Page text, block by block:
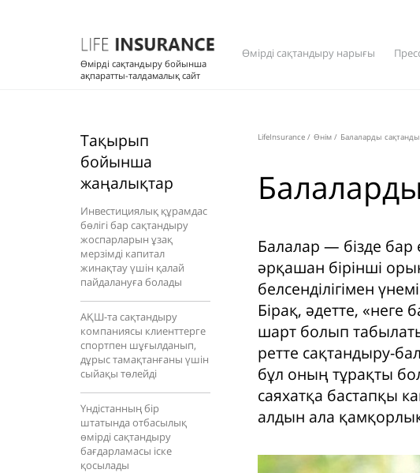
Өмірді сақтандыру бойынша
ақпаратты-талдамалық сайт
Өмірді сақтандыру нарығы
Тақырып
бойынша
жаңалықтар
Инвестициялық құрамдас
бөлігі бар сақтандыру
жоспарларын ұзақ
мерзімді капитал
жинақтау үшін қалай
пайдалануға болады
АҚШ-та сақтандыру
компаниясы клиенттерге
спортпен шұғылданып,
дұрыс тамақтанғаны үшін
сыйақы төлейді
Үндістанның бір
штатында отбасылық
өмірді сақтандыру
бағдарламасы іске
қосылады
LifeInsurance / Өнім / Балаларды
Балалар — бізде бар
әрқашан бірінші
белсенділігімен
Бірақ, әдетте, «неге
шарт болып
ретте сақтандыру-
бұл оның тұрақты
саяхатқа бастапқы
алдын ала